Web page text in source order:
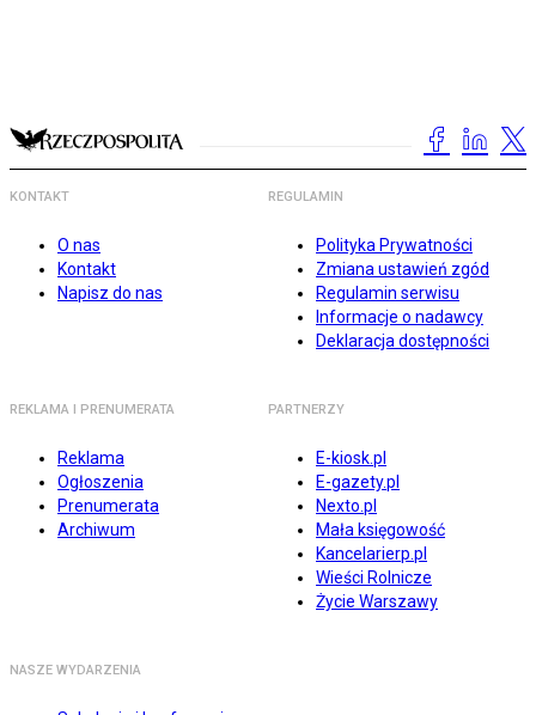
KONTAKT
O nas
Kontakt
Napisz do nas
REGULAMIN
Polityka Prywatności
Zmiana ustawień zgód
Regulamin serwisu
Informacje o nadawcy
Deklaracja dostępności
REKLAMA I PRENUMERATA
Reklama
Ogłoszenia
Prenumerata
Archiwum
PARTNERZY
E-kiosk.pl
E-gazety.pl
Nexto.pl
Mała księgowość
Kancelarierp.pl
Wieści Rolnicze
Życie Warszawy
NASZE WYDARZENIA